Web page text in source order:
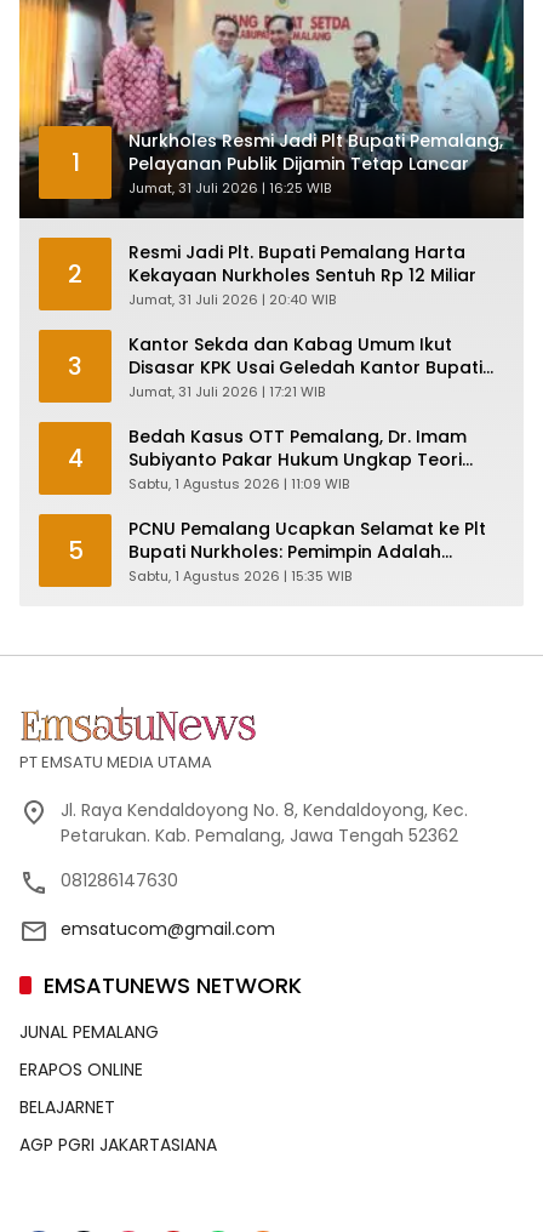
1
Nurkholes Resmi Jadi Plt Bupati Pemalang,
Pelayanan Publik Dijamin Tetap Lancar
Jumat, 31 Juli 2026 | 16:25 WIB
2
Resmi Jadi Plt. Bupati Pemalang Harta
Kekayaan Nurkholes Sentuh Rp 12 Miliar
Jumat, 31 Juli 2026 | 20:40 WIB
3
Kantor Sekda dan Kabag Umum Ikut
Disasar KPK Usai Geledah Kantor Bupati
Pemalang
Jumat, 31 Juli 2026 | 17:21 WIB
4
Bedah Kasus OTT Pemalang, Dr. Imam
Subiyanto Pakar Hukum Ungkap Teori
Penyertaan KPK
Sabtu, 1 Agustus 2026 | 11:09 WIB
5
PCNU Pemalang Ucapkan Selamat ke Plt
Bupati Nurkholes: Pemimpin Adalah
Pelayan Rakyat!
Sabtu, 1 Agustus 2026 | 15:35 WIB
PT EMSATU MEDIA UTAMA
Jl. Raya Kendaldoyong No. 8, Kendaldoyong, Kec.
Petarukan. Kab. Pemalang, Jawa Tengah 52362
081286147630
emsatucom@gmail.com
EMSATUNEWS NETWORK
JUNAL PEMALANG
ERAPOS ONLINE
BELAJARNET
AGP PGRI JAKARTASIANA